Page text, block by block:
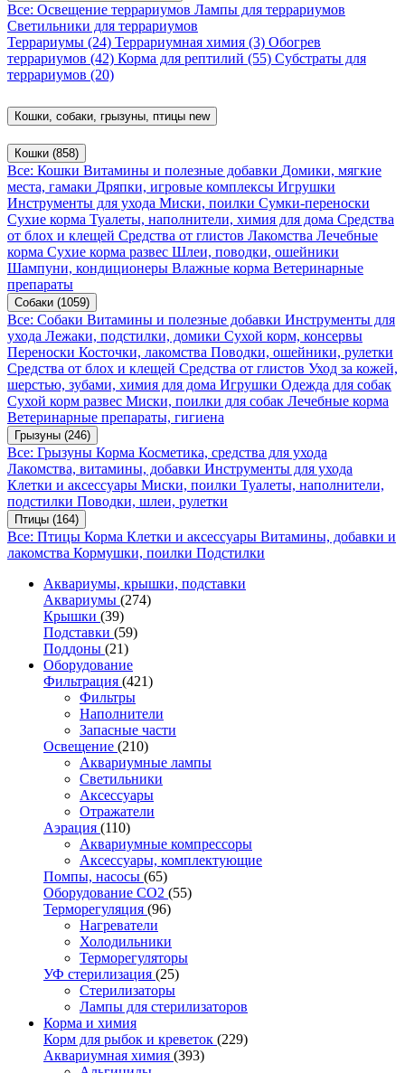
Все: Освещение террариумов Лампы для террариумов
Светильники для террариумов
Террариумы (24) Террариумная химия (3) Обогрев
террариумов (42) Корма для рептилий (55) Субстраты для
террариумов (20)
Кошки, собаки, грызуны, птицы new
Кошки (858)
Все: Кошки Витамины и полезные добавки Домики, мягкие
места, гамаки Дряпки, игровые комплексы Игрушки
Инструменты для ухода Миски, поилки Сумки-переноски
Сухие корма Туалеты, наполнители, химия для дома Средства
от блох и клещей Средства от глистов Лакомства Лечебные
корма Сухие корма развес Шлеи, поводки, ошейники
Шампуни, кондиционеры Влажные корма Ветеринарные
препараты
Собаки (1059)
Все: Собаки Витамины и полезные добавки Инструменты для
ухода Лежаки, подстилки, домики Сухой корм, консервы
Переноски Косточки, лакомства Поводки, ошейники, рулетки
Средства от блох и клещей Средства от глистов Уход за кожей,
шерстью, зубами, химия для дома Игрушки Одежда для собак
Сухой корм развес Миски, поилки для собак Лечебные корма
Ветеринарные препараты, гигиена
Грызуны (246)
Все: Грызуны Корма Косметика, средства для ухода
Лакомства, витамины, добавки Инструменты для ухода
Клетки и аксессуары Миски, поилки Туалеты, наполнители,
подстилки Поводки, шлеи, рулетки
Птицы (164)
Все: Птицы Корма Клетки и аксессуары Витамины, добавки и
лакомства Кормушки, поилки Подстилки
Аквариумы, крышки, подставки
Аквариумы (274)
Крышки (39)
Подставки (59)
Поддоны (21)
Оборудование
Фильтрация (421)
Фильтры
Наполнители
Запасные части
Освещение (210)
Аквариумные лампы
Светильники
Аксессуары
Отражатели
Аэрация (110)
Аквариумные компрессоры
Аксессуары, комплектующие
Помпы, насосы (65)
Оборудование CO2 (55)
Терморегуляция (96)
Нагреватели
Холодильники
Терморегуляторы
УФ стерилизация (25)
Стерилизаторы
Лампы для стерилизаторов
Корма и химия
Корм для рыбок и креветок (229)
Аквариумная химия (393)